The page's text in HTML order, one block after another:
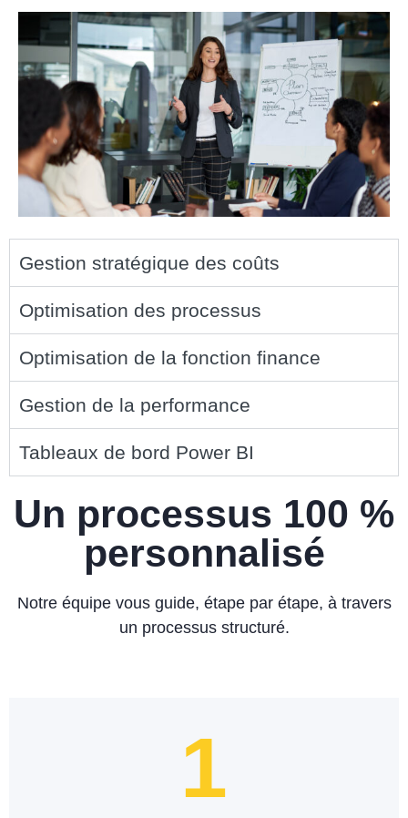
Gestion stratégique des coûts
Optimisation des processus
Optimisation de la fonction finance
Gestion de la performance
Tableaux de bord Power BI
Un processus 100 %
personnalisé
Notre équipe vous guide, étape par étape, à travers
un processus structuré.
1